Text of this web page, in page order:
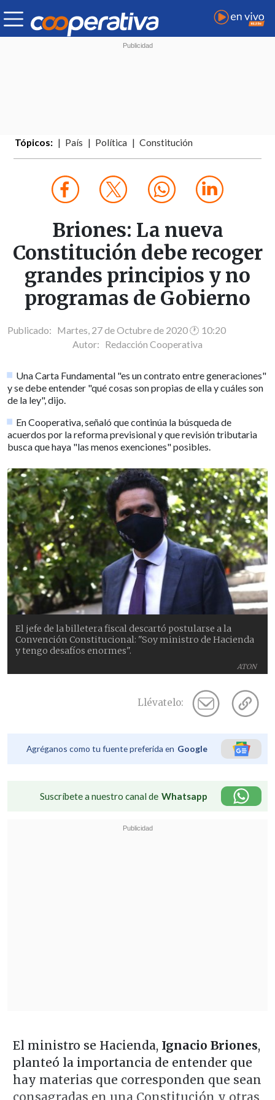
Tópicos: País Política Constitución
Briones: La nueva
Constitución debe recoger
grandes principios y no
programas de Gobierno
Publicado: Martes, 27 de Octubre de 2020 🕐 10:20
Autor: Redacción Cooperativa
Una Carta Fundamental "es un contrato entre generaciones"
y se debe entender "qué cosas son propias de ella y cuáles son
de la ley", dijo.
En Cooperativa, señaló que continúa la búsqueda de
acuerdos por la reforma previsional y que revisión tributaria
busca que haya "las menos exenciones" posibles.
ATON
El jefe de la billetera fiscal descartó postularse a la
Convención Constitucional: "Soy ministro de Hacienda
y tengo desafíos enormes".
Llévatelo:
Agréganos como tu fuente preferida en Google
Suscríbete a nuestro canal de Whatsapp
El ministro se Hacienda, Ignacio Briones,
planteó la importancia de entender que
hay materias que corresponden que sean
consagradas en una Constitución y otras